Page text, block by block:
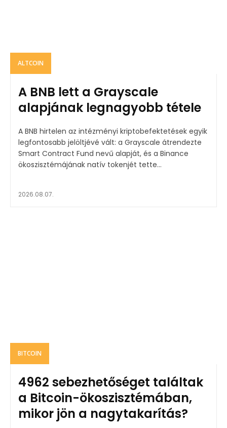
ALTCOIN
A BNB lett a Grayscale
alapjának legnagyobb tétele
A BNB hirtelen az intézményi kriptobefektetések egyik
legfontosabb jelöltjévé vált: a Grayscale átrendezte
Smart Contract Fund nevű alapját, és a Binance
ökoszisztémájának natív tokenjét tette...
2026.08.07.
BITCOIN
4962 sebezhetőséget találtak
a Bitcoin-ökoszisztémában,
mikor jön a nagytakarítás?